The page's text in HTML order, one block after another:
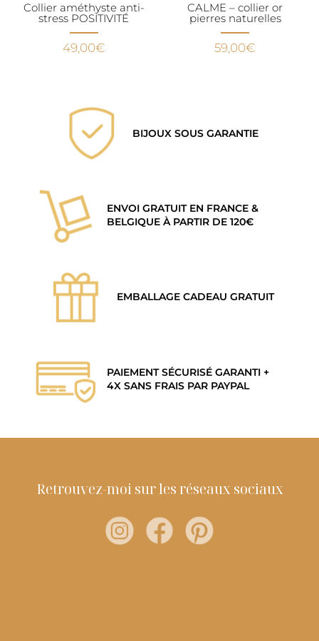
Collier améthyste anti-
stress POSITIVITÉ
49,00€
CALME – collier or
pierres naturelles
59,00€
BIJOUX SOUS GARANTIE
ENVOI GRATUIT EN FRANCE &
BELGIQUE À PARTIR DE 120€
EMBALLAGE CADEAU GRATUIT
PAIEMENT SÉCURISÉ GARANTI +
4X SANS FRAIS PAR PAYPAL
Retrouvez-moi sur les réseaux sociaux